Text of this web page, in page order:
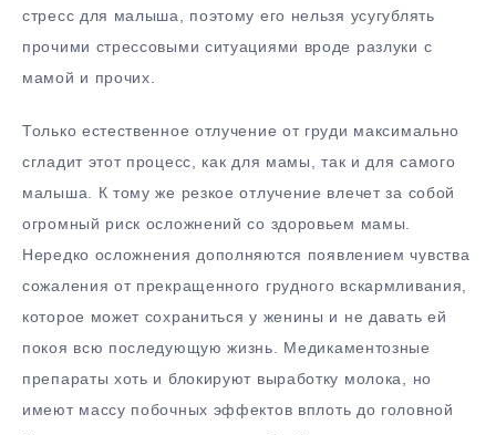
стресс для малыша, поэтому его нельзя усугублять
прочими стрессовыми ситуациями вроде разлуки с
мамой и прочих.
Только естественное отлучение от груди максимально
сгладит этот процесс, как для мамы, так и для самого
малыша. К тому же резкое отлучение влечет за собой
огромный риск осложнений со здоровьем мамы.
Нередко осложнения дополняются появлением чувства
сожаления от прекращенного грудного вскармливания,
которое может сохраниться у женины и не давать ей
покоя всю последующую жизнь. Медикаментозные
препараты хоть и блокируют выработку молока, но
имеют массу побочных эффектов вплоть до головной